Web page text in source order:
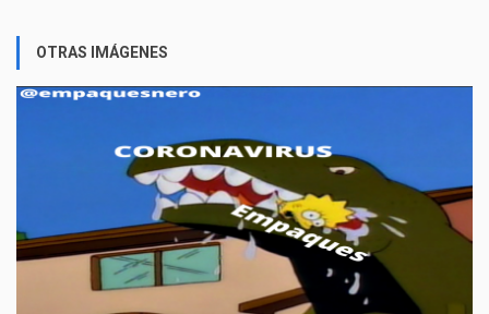
OTRAS IMÁGENES